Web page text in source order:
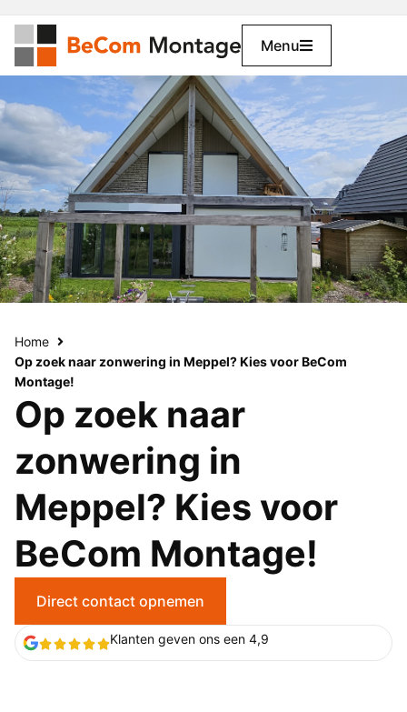
Menu
Home
Op zoek naar zonwering in Meppel? Kies voor BeCom
Montage!
Op zoek naar
zonwering in
Meppel? Kies voor
BeCom Montage!
Direct contact opnemen
Klanten geven ons een 4,9